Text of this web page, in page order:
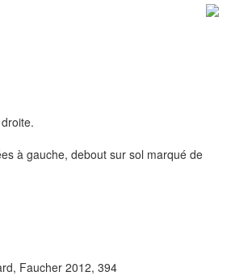
à gauche, debout sur sol marqué de
Faucher 2012, 394